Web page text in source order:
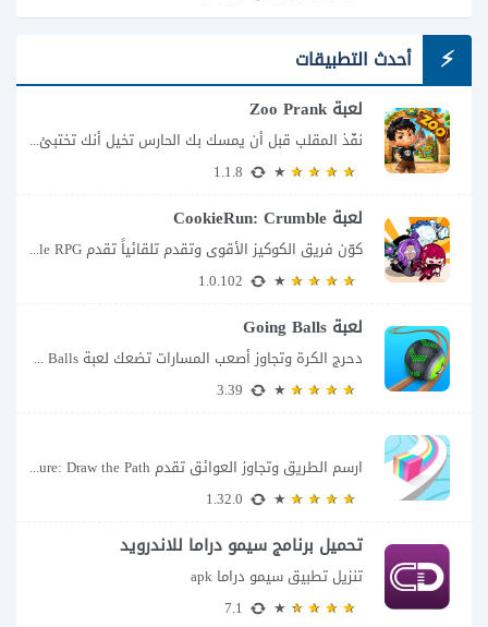
أحدث التطبيقات
لعبة Zoo Prank
نفّذ المقلب قبل أن يمسك بك الحارس تخيل أنك تختبئ خلف الأشجار داخل حديقة...
لعبة CookieRun: Crumble
كوّن فريق الكوكيز الأقوى وتقدم تلقائياً تقدم CookieRun: Crumble – Idle RPG تجربة مختلفة...
لعبة Going Balls
دحرج الكرة وتجاوز أصعب المسارات تضعك لعبة Going Balls للأندرويد أمام تحدٍ يبدو بسيطًا...
ارسم الطريق وتجاوز العوائق تقدم Color Adventure: Draw the Path فكرة بسيطة تتحول سريعًا...
تحميل برنامج سيمو دراما للاندرويد
تنزيل تطبيق سيمو دراما apk